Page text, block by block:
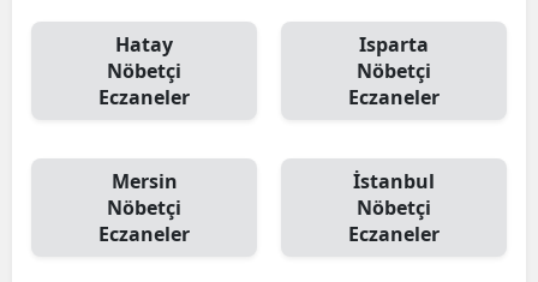
Hatay
Nöbetçi
Eczaneler
Isparta
Nöbetçi
Eczaneler
Mersin
Nöbetçi
Eczaneler
İstanbul
Nöbetçi
Eczaneler